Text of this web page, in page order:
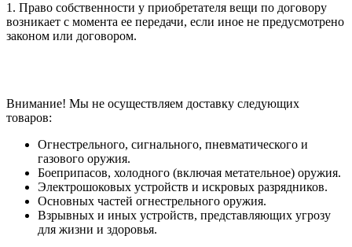
1. Право собственности у приобретателя вещи по договору
возникает с момента ее передачи, если иное не предусмотрено
законом или договором.
Внимание! Мы не осуществляем доставку следующих
товаров:
Огнестрельного, сигнального, пневматического и
газового оружия.
Боеприпасов, холодного (включая метательное) оружия.
Электрошоковых устройств и искровых разрядников.
Основных частей огнестрельного оружия.
Взрывных и иных устройств, представляющих угрозу
для жизни и здоровья.